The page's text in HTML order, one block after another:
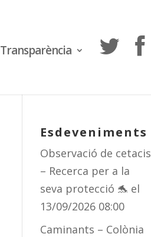
Transparència
Esdeveniments
Observació de cetacis
– Recerca per a la
seva protecció 🐬 el
13/09/2026 08:00
Caminants – Colònia